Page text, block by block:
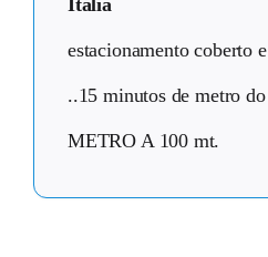
Itália
estacionamento coberto
..15 minutos de metro
METRO A 100 mt.